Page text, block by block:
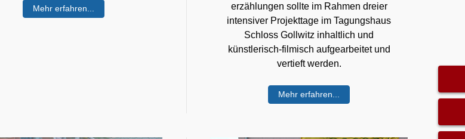
Mehr erfahren...
erzählungen sollte im Rahmen dreier
intensiver Projekttage im Tagungshaus
Schloss Gollwitz inhaltlich und
künstlerisch-filmisch aufgearbeitet und
vertieft werden.
Mehr erfahren...